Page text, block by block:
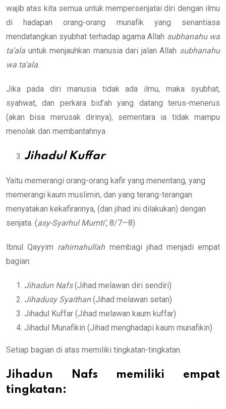
wajib atas kita semua untuk mempersenjatai diri dengan ilmu
di hadapan orang-orang munafik yang senantiasa
mendatangkan syubhat terhadap agama Allah subhanahu wa
ta’ala untuk menjauhkan manusia dari jalan Allah subhanahu
wa ta’ala.
Jika pada diri manusia tidak ada ilmu, maka syubhat,
syahwat, dan perkara bid’ah yang datang terus-menerus
(akan bisa merusak dirinya), sementara ia tidak mampu
menolak dan membantahnya.
Jihadul Kuffar
Yaitu memerangi orang-orang kafir yang menentang, yang
memerangi kaum muslimin, dan yang terang-terangan
menyatakan kekafirannya, (dan jihad ini dilakukan) dengan
senjata. (asy-Syarhul Mumti’, 8/7—8)
Ibnul Qayyim rahimahullahmembagi jihad menjadi empat
bagian:
Jihadun Nafs(Jihad melawan diri sendiri)
Jihadusy Syaithan(Jihad melawan setan)
Jihadul Kuffar (Jihad melawan kaum kuffar)
Jihadul Munafikin (Jihad menghadapi kaum munafikin)
Setiap bagian di atas memiliki tingkatan-tingkatan.
Jihadun Nafs memiliki empat
tingkatan: